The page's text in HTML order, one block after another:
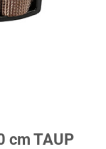
cm TAUP